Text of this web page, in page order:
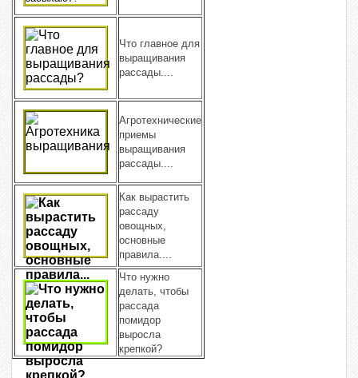
Что главное для
выращивания
рассады....
Агротехнические
приемы
выращивания
рассады....
Как вырастить
рассаду
овощных,
основные
правила....
Что нужно
делать, чтобы
рассада
помидор
выросла
крепкой?